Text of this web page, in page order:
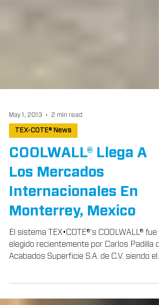
May 1, 2013 2 min read
TEX-COTE® News
COOLWALL® Llega A
Los Mercados
Internacionales En
Monterrey, Mexico
El sistema TEX•COTE®’s COOLWALL® fue